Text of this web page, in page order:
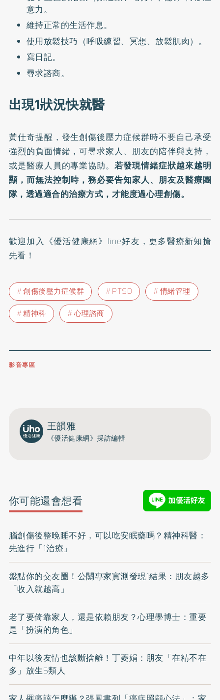
意力。
維持正常的生活作息。
使用放鬆技巧（呼吸練習、冥想、放鬆肌肉）。
寫日記。
尋求諮商。
出現1狀況快就醫
黃仕奇提醒，發生創傷後壓力症候群時不要自己承受
強烈的負面情緒，可尋求家人、朋友的陪伴與支持，
或是醫療人員的專業協助。若發現情緒症狀越來越明
顯，而無法控制時，務必要告知家人、朋友及醫療團
隊，透過適合的治療方式，才能度過心理創傷。
歡迎加入 《優活健康網》line好友 ，更多醫療新知搶
先看！
創傷後壓力症候群 PTSD
情緒管理
精神科
心理諮商
影音專區
王韻雅
《優活健康網》採訪編輯
你可能還會想看
腦創傷後整晚睡不好，可以吃安眠藥嗎？精神科醫：
先進行「1治療」
盤點你的交友圈！公關專家實測發現1結果：朋友越多
「收入就越高」
老了要倚靠家人，還是依賴朋友？心理學博士：重要
是「扮演的角色」
中年以後友情也該斷捨離！丁菱娟：朋友「在精不在
多」放生5類人